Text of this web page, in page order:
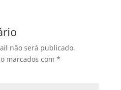
não será publicado.
marcados com *